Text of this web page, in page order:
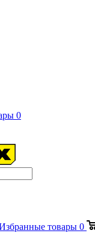
0
товары 0